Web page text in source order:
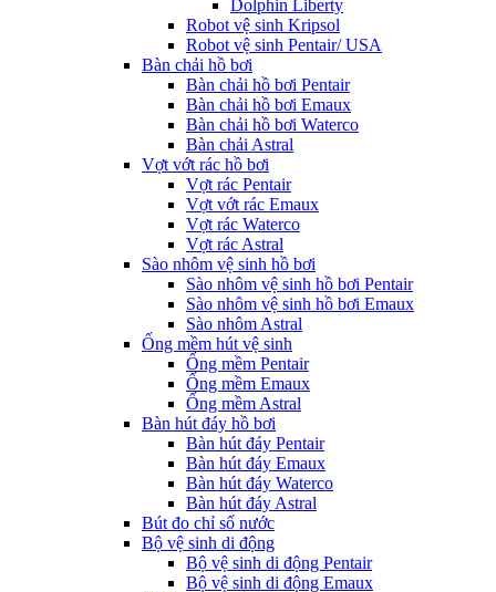
Dolphin Liberty
Robot vệ sinh Kripsol
Robot vệ sinh Pentair/ USA
Bàn chải hồ bơi
Bàn chải hồ bơi Pentair
Bàn chải hồ bơi Emaux
Bàn chải hồ bơi Waterco
Bàn chải Astral
Vợt vớt rác hồ bơi
Vợt rác Pentair
Vợt vớt rác Emaux
Vợt rác Waterco
Vợt rác Astral
Sào nhôm vệ sinh hồ bơi
Sào nhôm vệ sinh hồ bơi Pentair
Sào nhôm vệ sinh hồ bơi Emaux
Sào nhôm Astral
Ống mềm hút vệ sinh
Ống mềm Pentair
Ống mềm Emaux
Ống mềm Astral
Bàn hút đáy hồ bơi
Bàn hút đáy Pentair
Bàn hút đáy Emaux
Bàn hút đáy Waterco
Bàn hút đáy Astral
Bút đo chỉ số nước
Bộ vệ sinh di động
Bộ vệ sinh di động Pentair
Bộ vệ sinh di động Emaux